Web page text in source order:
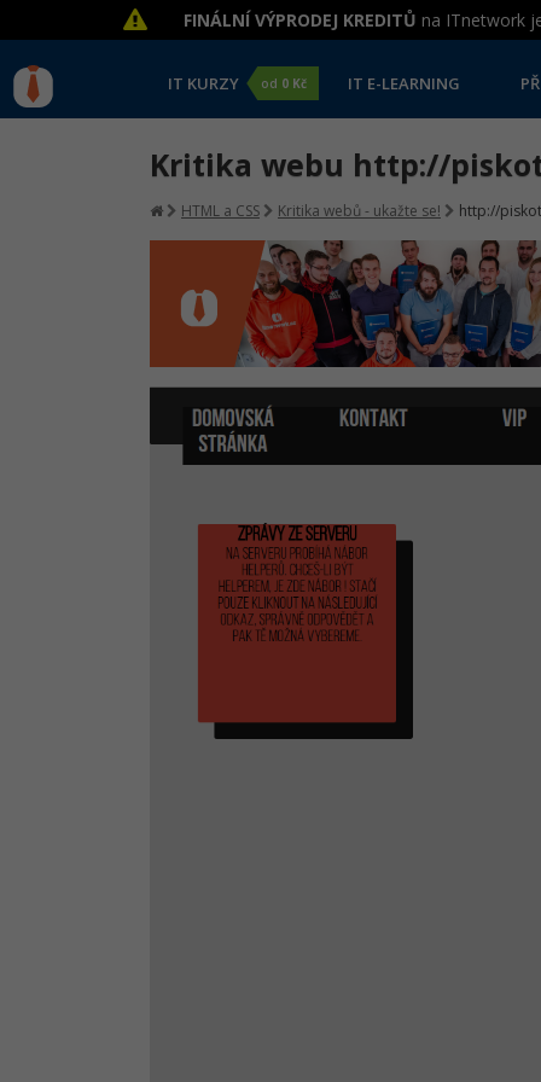
FINÁLNÍ VÝPRODEJ KREDITŮ na ITnetwork
IT KURZY od 0 Kč IT E-LEARNING
Kritika webu http://
HTML a CSS Kritika webů - ukažte se! http://